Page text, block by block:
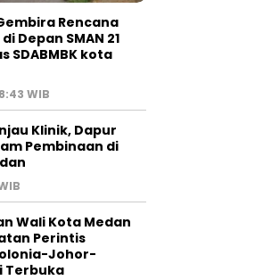
Rencana
Depan SMAN 21
SDABMBK kota
WIB
Klinik, Dapur
Pembinaan di
Wali Kota Medan
Perintis
Johor-
Terbuka